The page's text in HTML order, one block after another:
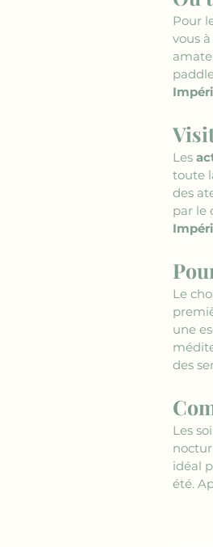
Pour
vous
Les
toute
des
par le
Le
une
des
Les
idéal
été.